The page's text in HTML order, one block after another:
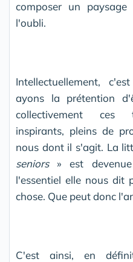
composer un
l'oubli.
Intellectuellement,
ayons la prétention
collectivement ces
inspirants, pleins de
nous dont il s'agit. La
seniors» est devenue
l'essentiel elle nous dit
chose. Que peut donc
C'est ainsi, en